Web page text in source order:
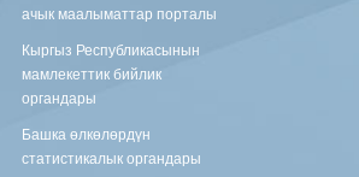
ачык маалыматтар порталы
Кыргыз Республикасынын
мамлекеттик бийлик
органдары
Башка өлкөлөрдүн
статистикалык органдары